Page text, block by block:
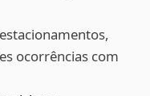
ocorrências com